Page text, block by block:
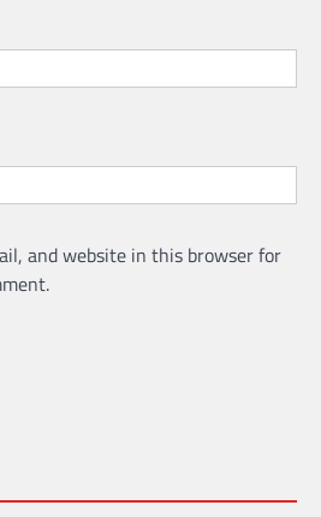
and website in this browser for